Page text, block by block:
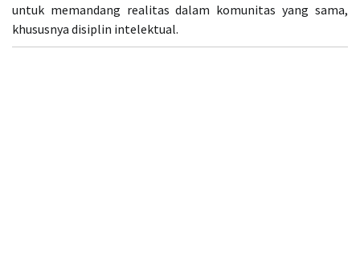
untuk memandang realitas dalam komunitas yang sama,
khususnya disiplin intelektual.